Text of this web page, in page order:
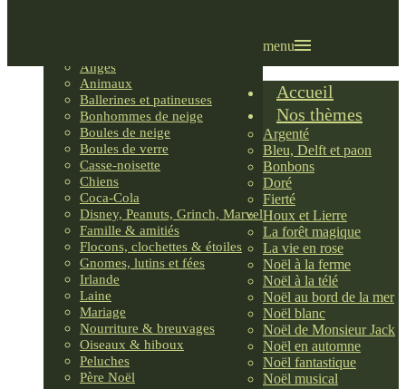
Anges
Animaux
Ballerines et patineuses
Bonhommes de neige
Boules de neige
Boules de verre
Casse-noisette
Chiens
Coca-Cola
Disney, Peanuts, Grinch, Marvel
Famille & amitiés
Flocons, clochettes & étoiles
Gnomes, lutins et fées
Irlande
Laine
Mariage
Nourriture & breuvages
Oiseaux & hiboux
Peluches
Père Noël
menu
Accueil
Nos thèmes
Argenté
Bleu, Delft et paon
Bonbons
Doré
Fierté
Houx et Lierre
La forêt magique
La vie en rose
Noël à la ferme
Noël à la télé
Noël au bord de la mer
Noël blanc
Noël de Monsieur Jack
Noël en automne
Noël fantastique
Noël musical